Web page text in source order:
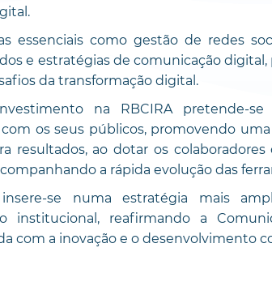
essenciais como gestão de redes
e estratégias de comunicação
da transformação digital.
na RBCIRA pretende-
os seus públicos, promovendo
resultados, ao dotar os
a rápida evolução das
se numa estratégia mais
institucional, reafirmando a
com a inovação e o desenvolvimento